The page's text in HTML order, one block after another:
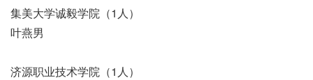
集美大学诚毅学院（1人）
叶燕男
济源职业技术学院（1人）